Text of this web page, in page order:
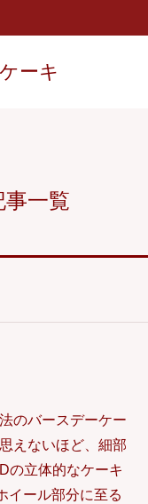
ーキ
事一覧
のバースデーケー
えないほど、細部
の立体的なケーキ
イール部分に至る